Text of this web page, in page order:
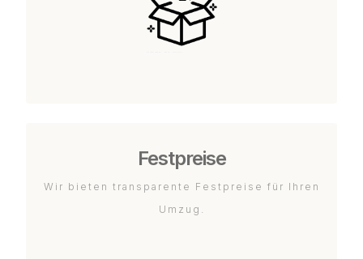
Festpreise
Wir bieten transparente Festpreise für Ihren
Umzug.